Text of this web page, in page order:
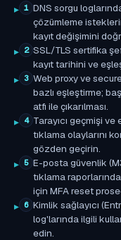
1 DNS sorgu
çözümleme
kayıt değişimini
2 SSL/TLS sertifika
kayıt tarihini ve
3 Web proxy ve
bazlı eşleştirme;
atfı ile çıkarılması.
4 Tarayıcı geçmişi
tıklama olaylarını
gözden geçirin.
5 E-posta güvenlik
tıklama
için MFA reset
6 Kimlik sağlayıcı
log'larında ilgili
edin.